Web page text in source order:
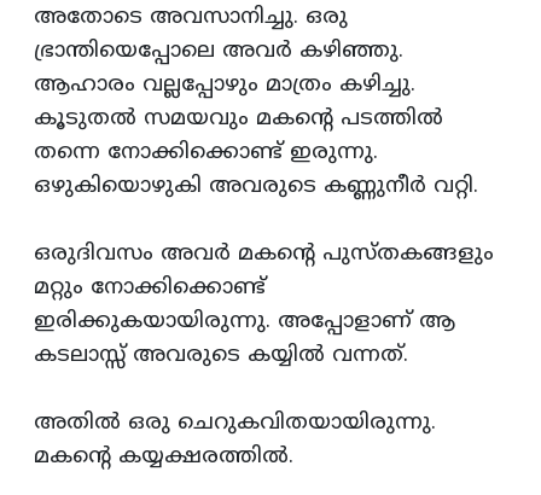
അതോടെ അവസാനിച്ചു. ഒരു
ഭ്രാന്തിയെപ്പോലെ അവര്‍ കഴിഞ്ഞു.
ആഹാരം വല്ലപ്പോഴും മാത്രം കഴിച്ചു.
കൂടുതല്‍ സമയവും മകന്‍റെ പടത്തില്‍
തന്നെ നോക്കിക്കൊണ്ട്‌ ഇരുന്നു.
ഒഴുകിയൊഴുകി അവരുടെ കണ്ണുനീര്‍ വറ്റി.
ഒരുദിവസം അവര്‍ മകന്‍റെ പുസ്‌തകങ്ങളും
മറ്റും നോക്കിക്കൊണ്ട്‌
ഇരിക്കുകയായിരുന്നു. അപ്പോളാണ്‌ ആ
കടലാസ്സ്‌ അവരുടെ കയ്യില്‍ വന്നത്‌.
അതില്‍ ഒരു ചെറുകവിതയായിരുന്നു.
മകന്‍റെ കയ്യക്ഷരത്തില്‍.